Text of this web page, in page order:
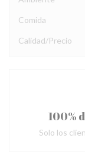
Comida
Calidad/Precio
100%
Solo los